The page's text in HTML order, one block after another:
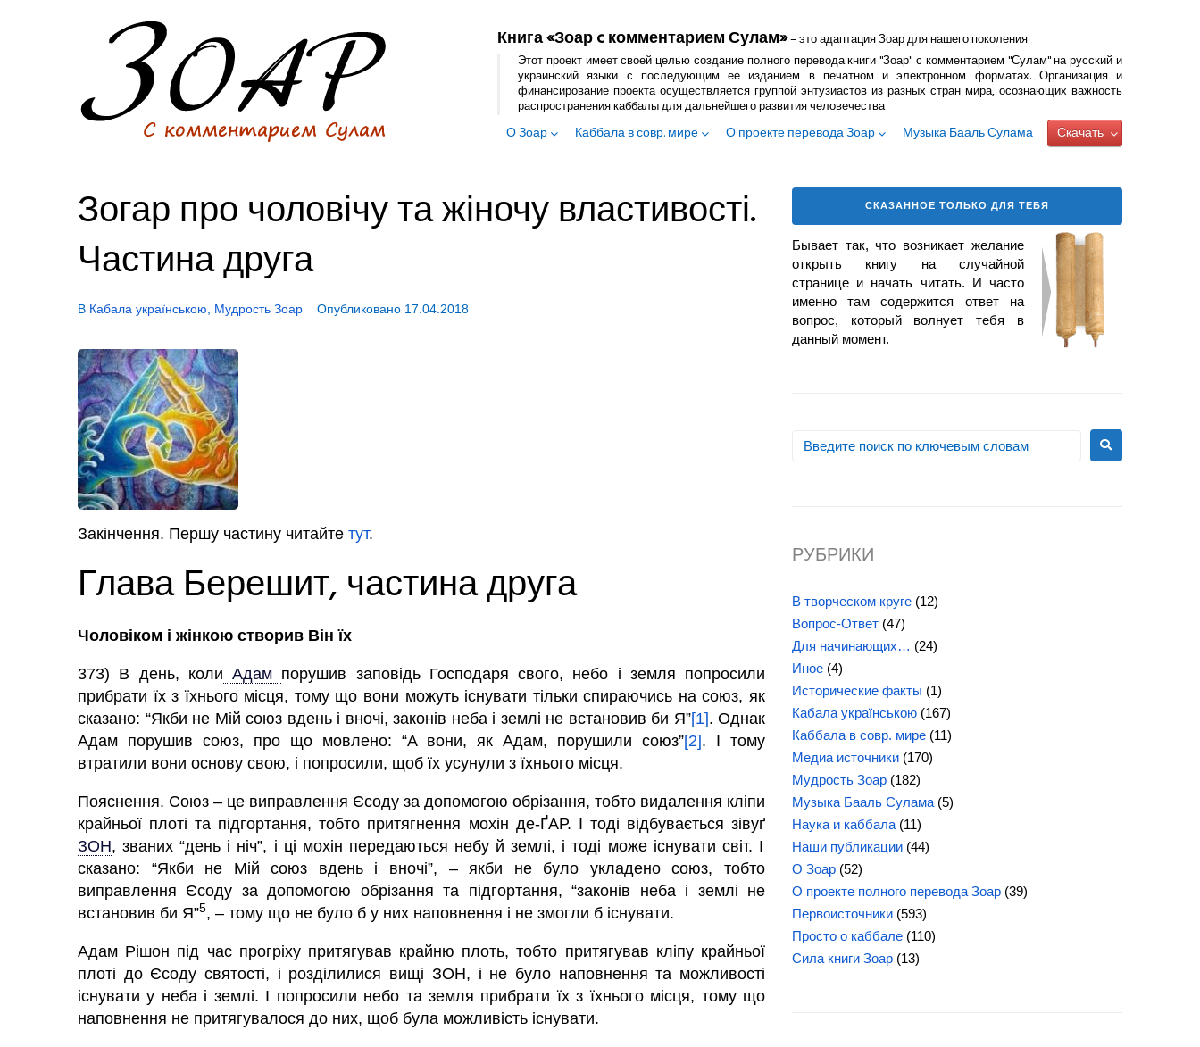
Книга «Зоар c комментарием Сулам»– это адаптация Зоар для нашего поколения.
Этот проект имеет своей целью создание полного перевода книги "Зоар" с комментарием "Сулам" на русский и
украинский языки с последующим ее изданием в печатном и электронном форматах. Организация и
финансирование проекта осуществляется группой энтузиастов из разных стран мира, осознающих важность
распространения каббалы для дальнейшего развития человечества
О Зоар Каббала в совр. мире О проекте перевода Зоар Музыка Бааль Сулама Скачать
Зогар про чоловічу та жіночу властивості.
Частина друга
В Кабала українською Мудрость Зоар Опубликовано 17.04.2018
Закінчення. Першу частину читайте тут.
Глава Берешит, частина друга
Чоловіком і жінкою створив Він їх
373) В день, коли Адам порушив заповідь Господаря свого, небо і земля попросили
прибрати їх з їхнього місця, тому що вони можуть існувати тільки спираючись на союз, як
сказано: “Якби не Мій союз вдень і вночі, законів неба і землі не встановив би Я”[1]. Однак
Адам порушив союз, про що мовлено: “А вони, як Адам, порушили союз”[2]. І тому
втратили вони основу свою, і попросили, щоб їх усунули з їхнього місця.
Пояснення. Союз – це виправлення Єсоду за допомогою обрізання, тобто видалення кліпи
крайньої плоті та підгортання, тобто притягнення мохін де-ҐАР. І тоді відбувається зівуґ
ЗОН, званих “день і ніч”, і ці мохін передаються небу й землі, і тоді може існувати світ. І
сказано: “Якби не Мій союз вдень і вночі”, – якби не було укладено союз, тобто
виправлення Єсоду за допомогою обрізання та підгортання, “законів неба і землі не
встановив би Я”5, – тому що не було б у них наповнення і не змогли б існувати.
Адам Рішон під час прогріху притягував крайню плоть, тобто притягував кліпу крайньої
плоті до Єсоду святості, і розділилися вищі ЗОН, і не було наповнення та можливості
існувати у неба і землі. І попросили небо та земля прибрати їх з їхнього місця, тому що
наповнення не притягувалося до них, щоб була можливість існувати.
СКАЗАННОЕ ТОЛЬКО ДЛЯ ТЕБЯ
Бывает так, что возникает желание
открыть книгу на случайной
странице и начать читать. И часто
именно там содержится ответ на
вопрос, который волнует тебя в
данный момент.
РУБРИКИ
В творческом круге (12)
Вопрос-Ответ (47)
Для начинающих… (24)
Иное (4)
Исторические факты (1)
Кабала українською (167)
Каббала в совр. мире (11)
Медиа источники (170)
Мудрость Зоар (182)
Музыка Бааль Сулама (5)
Наука и каббала (11)
Наши публикации (44)
О Зоар (52)
О проекте полного перевода Зоар (39)
Первоисточники (593)
Просто о каббале (110)
Сила книги Зоар (13)